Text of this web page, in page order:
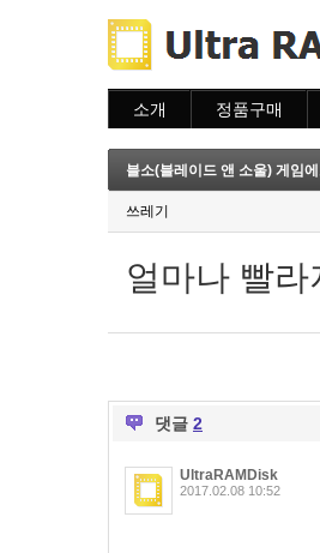
소개 정품구매
주문조회
이용안내
블소(블레이드 앤 소울) 게임
쓰레기
얼마나 빨
댓글 2
UltraRAMDisk
2017.02.08 10:52